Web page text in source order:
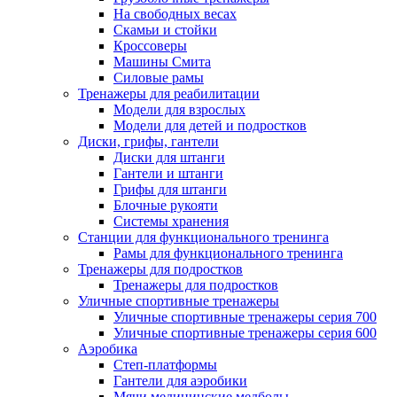
На свободных весах
Скамьи и стойки
Кроссоверы
Машины Смита
Силовые рамы
Тренажеры для реабилитации
Модели для взрослых
Модели для детей и подростков
Диски, грифы, гантели
Диски для штанги
Гантели и штанги
Грифы для штанги
Блочные рукояти
Системы хранения
Станции для функционального тренинга
Рамы для функционального тренинга
Тренажеры для подростков
Тренажеры для подростков
Уличные спортивные тренажеры
Уличные спортивные тренажеры серия 700
Уличные спортивные тренажеры серия 600
Аэробика
Степ-платформы
Гантели для аэробики